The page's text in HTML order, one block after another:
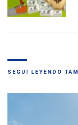
SEGUÍ LEYENDO